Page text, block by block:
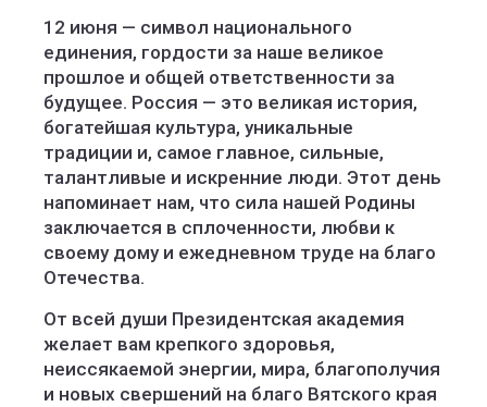
12 июня — символ национального
единения, гордости за наше великое
прошлое и общей ответственности за
будущее. Россия — это великая история,
богатейшая культура, уникальные
традиции и, самое главное, сильные,
талантливые и искренние люди. Этот день
напоминает нам, что сила нашей Родины
заключается в сплоченности, любви к
своему дому и ежедневном труде на благо
Отечества.
От всей души Президентская академия
желает вам крепкого здоровья,
неиссякаемой энергии, мира, благополучия
и новых свершений на благо Вятского края